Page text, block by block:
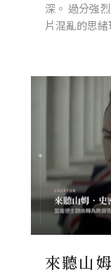
深。 過分強
片混亂的思
來聽山